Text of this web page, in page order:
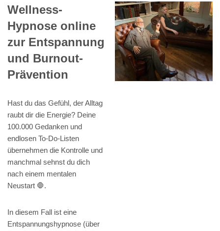
Wellness-
Hypnose online
zur Entspannung
und Burnout-
Prävention
Hast du das Gefühl, der Alltag
raubt dir die Energie? Deine
100.000 Gedanken und
endlosen To-Do-Listen
übernehmen die Kontrolle und
manchmal sehnst du dich
nach einem mentalen
Neustart 🛑.
In diesem Fall ist eine
Entspannungshypnose (über